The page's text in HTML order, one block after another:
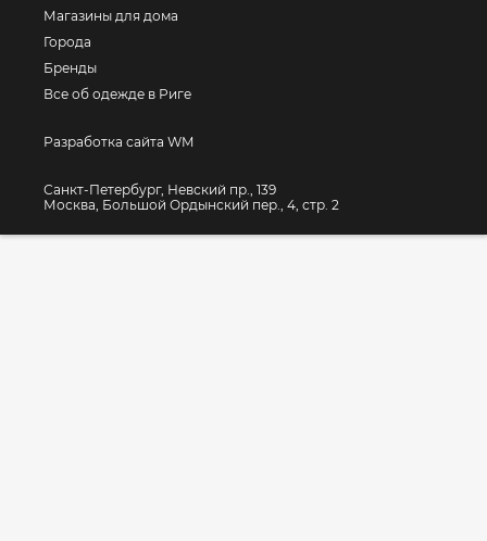
Магазины для дома
Города
Бренды
Все об одежде в Риге
Разработка сайта WM
Санкт-Петербург, Невский пр., 139
Москва, Большой Ордынский пер., 4, стр. 2